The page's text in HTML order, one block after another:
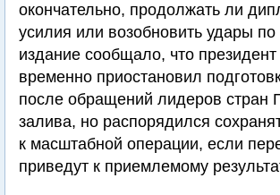
окончательно, продолжать ли
усилия или возобновить удары
издание сообщало, что
временно приостановил
после обращений лидеров стран
залива, но распорядился
к масштабной операции, если
приведут к приемлемому